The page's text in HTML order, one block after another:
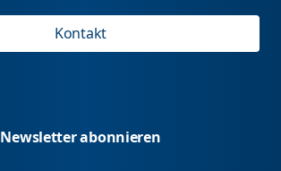
Kontakt
Newsletter abonnieren